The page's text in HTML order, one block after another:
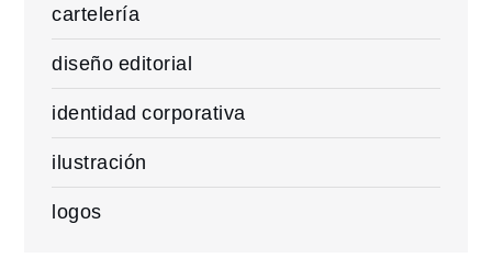
cartelería
diseño editorial
identidad corporativa
ilustración
logos